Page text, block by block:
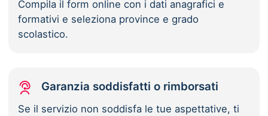
Compila il form online con i dati anagrafici e
formativi e seleziona province e grado
scolastico.
Garanzia soddisfatti o rimborsati
Se il servizio non soddisfa le tue aspettative, ti